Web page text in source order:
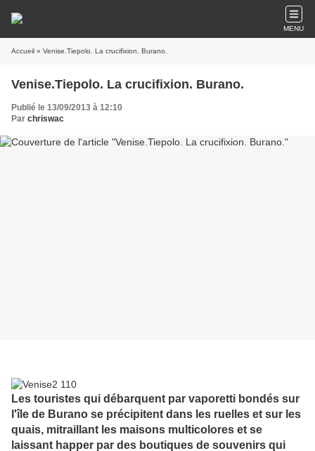
MENU
Accueil » Venise.Tiepolo. La crucifixion. Burano.
Venise.Tiepolo. La crucifixion. Burano.
Publié le 13/09/2013 à 12:10
Par chriswac
Les touristes qui débarquent par vaporetti bondés sur
l'île de Burano se précipitent dans les ruelles et sur les
quais, mitraillant les maisons multicolores et se
laissant happer par des boutiques de souvenirs qui